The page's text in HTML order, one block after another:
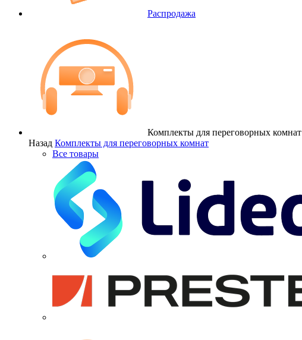
Распродажа
Комплекты для переговорных комнат
Назад Комплекты для переговорных комнат
Все товары